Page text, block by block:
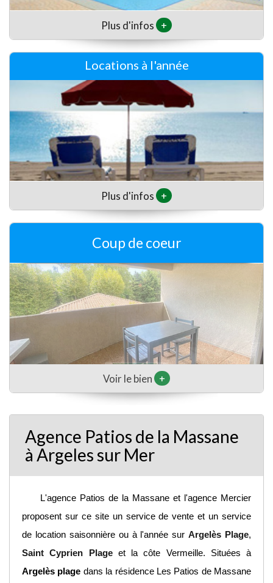
Plus d'infos +
Locations à l'année
Plus d'infos +
Coup de coeur
Voir le bien +
Agence Patios de la Massane
à Argeles sur Mer
L'agence Patios de la Massane et l'agence Mercier
proposent sur ce site un service de vente et un service
de location saisonnière ou à l'année surArgelès Plage,
Saint Cyprien Plageet la côte Vermeille. Situées à
Argelès plage dans la résidence Les Patios de Massane